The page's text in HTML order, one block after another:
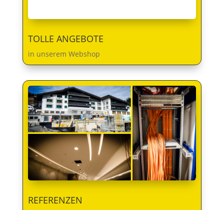
TOLLE ANGEBOTE
in unserem Webshop
REFERENZEN